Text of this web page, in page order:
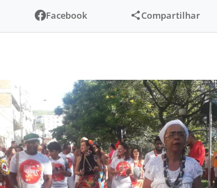
Facebook Compartilhar